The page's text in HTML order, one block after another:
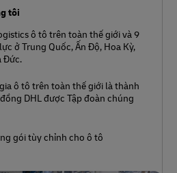
tôi
ô tô trên toàn thế giới và 9
ở Trung Quốc, Ấn Độ, Hoa Kỳ,
Đức.
ô tô trên toàn thế giới là thành
DHL được Tập đoàn chúng
gói tùy chỉnh cho ô tô